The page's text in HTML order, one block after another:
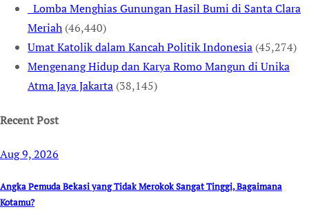
Lomba Menghias Gunungan Hasil Bumi di Santa Clara
Meriah (46,440)
Umat Katolik dalam Kancah Politik Indonesia (45,274)
Mengenang Hidup dan Karya Romo Mangun di Unika
Atma Jaya Jakarta (38,145)
Recent Post
Aug 9, 2026
Angka Pemuda Bekasi yang Tidak Merokok Sangat Tinggi, Bagaimana
Kotamu?